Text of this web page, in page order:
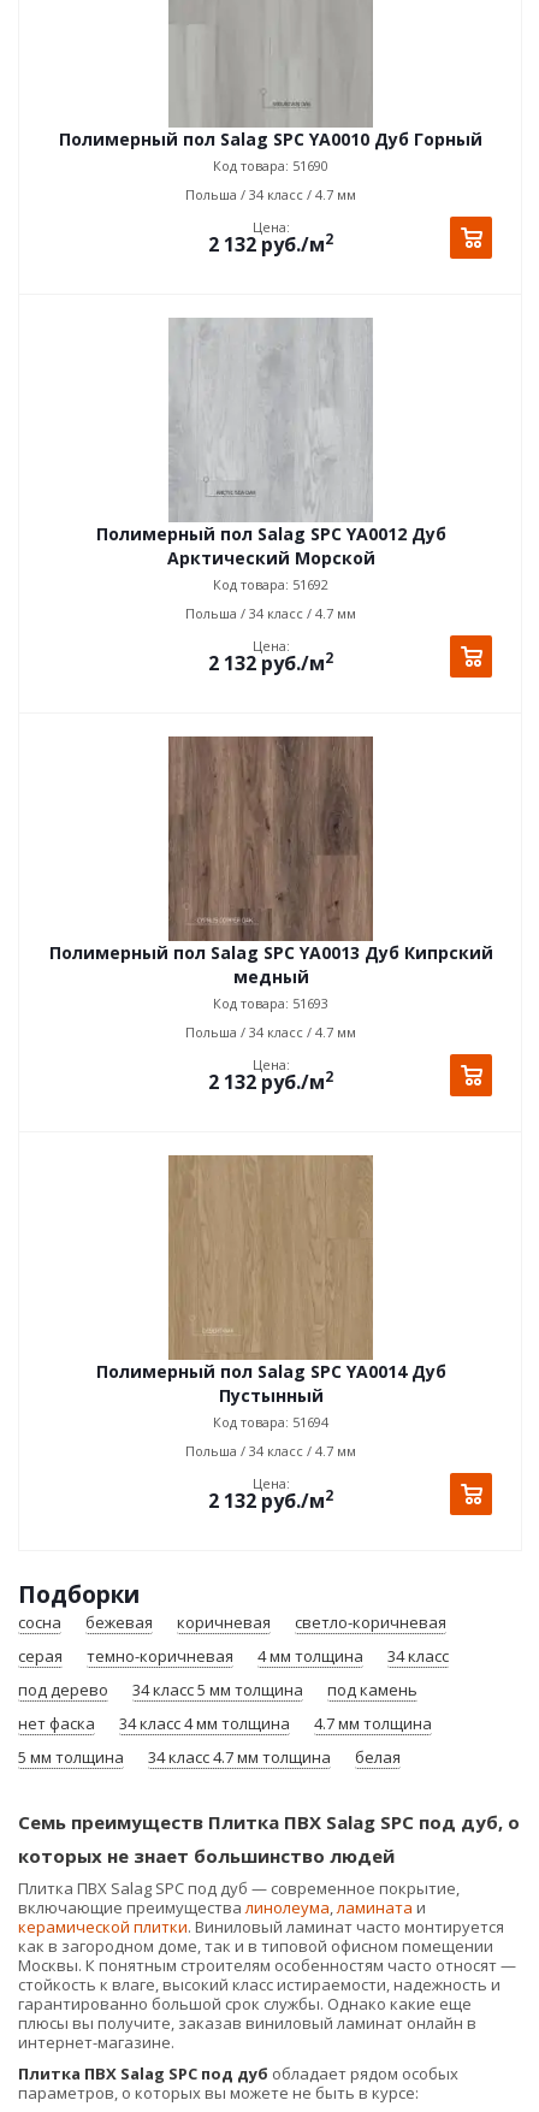
Полимерный пол Salag SPC YA0010 Дуб Горный
Код товара: 51690
Польша / 34 класс / 4.7 мм
Цена:
2 132 руб./м2
Полимерный пол Salag SPC YA0012 Дуб
Арктический Морской
Код товара: 51692
Польша / 34 класс / 4.7 мм
Цена:
2 132 руб./м2
Полимерный пол Salag SPC YA0013 Дуб Кипрский
медный
Код товара: 51693
Польша / 34 класс / 4.7 мм
Цена:
2 132 руб./м2
Полимерный пол Salag SPC YA0014 Дуб
Пустынный
Код товара: 51694
Польша / 34 класс / 4.7 мм
Цена:
2 132 руб./м2
Подборки
сосна бежевая коричневая
светло-коричневая
серая
темно-коричневая 4 мм толщина
34 класс
под дерево
34 класс 5 мм толщина
под камень
нет фаска
34 класс 4 мм толщина
4.7 мм толщина
5 мм толщина
34 класс 4.7 мм толщина белая
Семь преимуществ Плитка ПВХ Salag SPC под дуб, о
которых не знает большинство людей
Плитка ПВХ Salag SPC под дуб — современное покрытие,
включающие преимуществалинолеума,ламината и
керамической плитки. Виниловый ламинат часто монтируется
как в загородном доме, так и в типовой офисном помещении
Москвы. К понятным строителям особенностям часто относят —
стойкость к влаге, высокий класс истираемости, надежность и
гарантированно большой срок службы. Однако какие еще
плюсы вы получите, заказав виниловый ламинат онлайн в
интернет-магазине.
Плитка ПВХ Salag SPC под дуб обладает рядом особых
параметров, о которых вы можете не быть в курсе: